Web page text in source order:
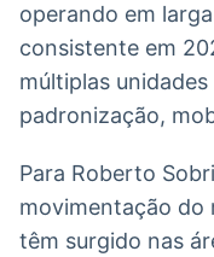
operando em
consistente em
múltiplas
padronização,
Para Roberto
movimentação do
têm surgido nas